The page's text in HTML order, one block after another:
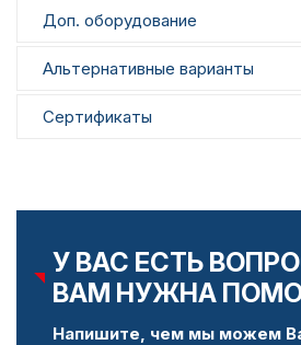
Доп. оборудование
Альтернативные варианты
Сертификаты
У ВАС ЕСТЬ
ВАМ НУЖНА
Напишите, чем мы можем